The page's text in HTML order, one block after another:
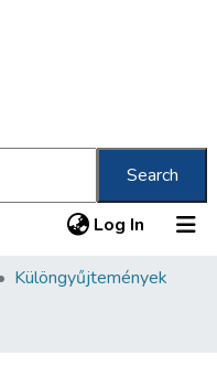
Search
Log In (current)
Különgyűjtemények